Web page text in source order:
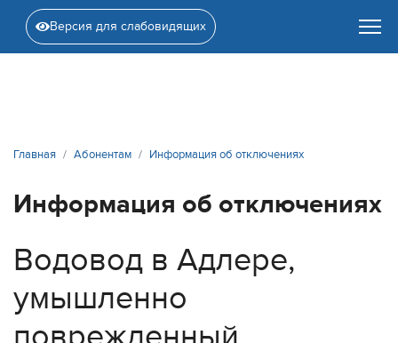
Версия для слабовидящих
Главная Абонентам Информация об отключениях
Информация об отключениях
Водовод в Адлере,
умышленно